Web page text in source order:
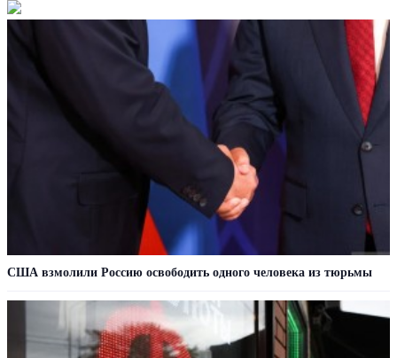
США взмолили Россию освободить одного человека из тюрьмы